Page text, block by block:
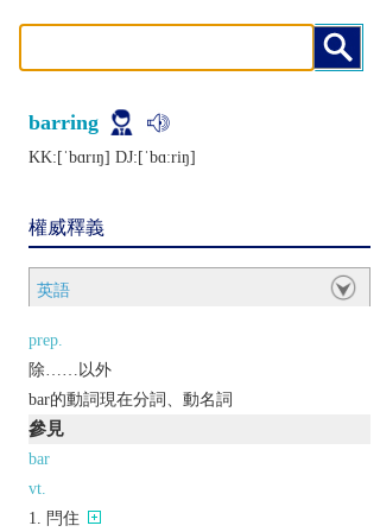
barring
KK:[ˈbɑrɪŋ] DJ:[ˈbɑːriŋ]
權威釋義
英語
prep.
除……以外
bar的動詞現在分詞、動名詞
參見
bar
vt.
閂住